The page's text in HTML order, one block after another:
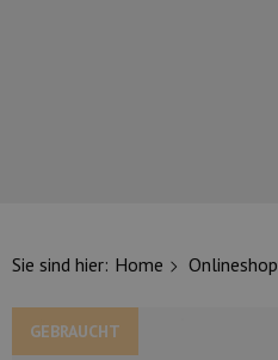
Sie sind hier: Home Onlineshop
GEBRAUCHT